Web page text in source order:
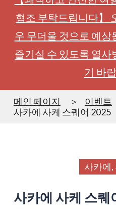
협조 부탁드립니다】
우 무더울 것으로 예상
즐기실 수 있도록 열사
기 바
메인 페이지
이벤트
사카에 사케 스퀘어 2025
사카에,
사카에 사케 스퀘